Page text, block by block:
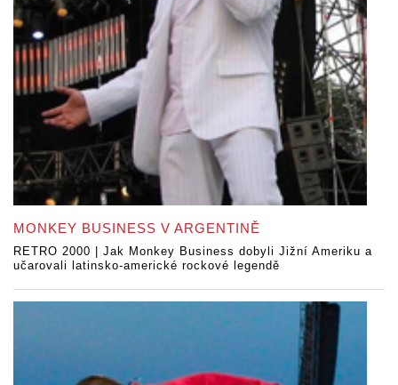
MONKEY BUSINESS V ARGENTINĚ
RETRO 2000 | Jak Monkey Business dobyli Jižní Ameriku a
učarovali latinsko-americké rockové legendě